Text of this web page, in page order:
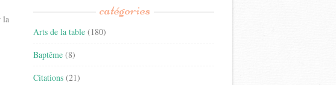
la
catégories
Arts de la table (180)
Baptême (8)
Citations (21)